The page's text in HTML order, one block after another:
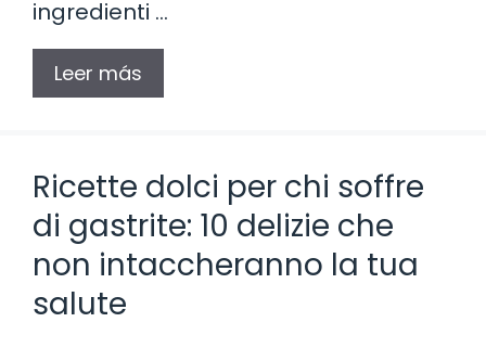
ingredienti …
Leer más
Ricette dolci per chi soffre
di gastrite: 10 delizie che
non intaccheranno la tua
salute